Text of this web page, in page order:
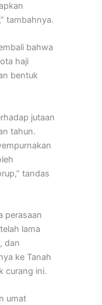
tambahnya.
bahwa
haji
bentuk
jutaan
tahun.
tandas
perasaan
lama
dan
ke Tanah
curang ini.
umat